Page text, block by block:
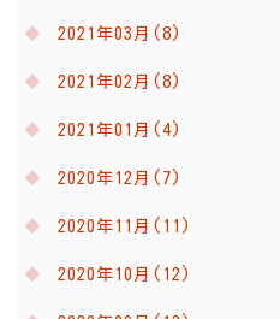
2021年03月(8)
2021年02月(8)
2021年01月(4)
2020年12月(7)
2020年11月(11)
2020年10月(12)